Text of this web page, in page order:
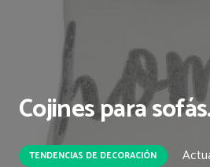
Cojines para
TENDENCIAS DE DECORACIÓN